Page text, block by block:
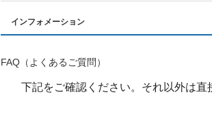
インフォメーション
FAQ（よくあるご質問）
下記をご確認ください。それ以外は